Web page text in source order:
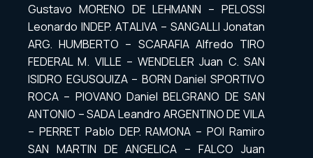
Gustavo MORENO DE LEHMANN – PELOSSI
Leonardo INDEP. ATALIVA – SANGALLI Jonatan
ARG. HUMBERTO – SCARAFIA Alfredo TIRO
FEDERAL M. VILLE – WENDELER Juan C. SAN
ISIDRO EGUSQUIZA – BORN Daniel SPORTIVO
ROCA – PIOVANO Daniel BELGRANO DE SAN
ANTONIO – SADA Leandro ARGENTINO DE VILA
– PERRET Pablo DEP. RAMONA – POI Ramiro
SAN MARTIN DE ANGELICA – FALCO Juan